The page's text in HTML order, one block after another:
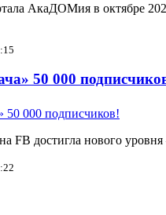
АкаДОМия в октябре
50 000
FB достигла нового